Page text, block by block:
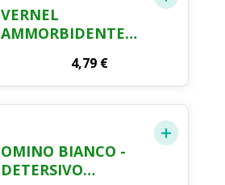
VERNEL
AMMORBIDENTE
LAVAGGI 1056 ML
4,79 €
OMINO BIANCO -
DETERSIVO